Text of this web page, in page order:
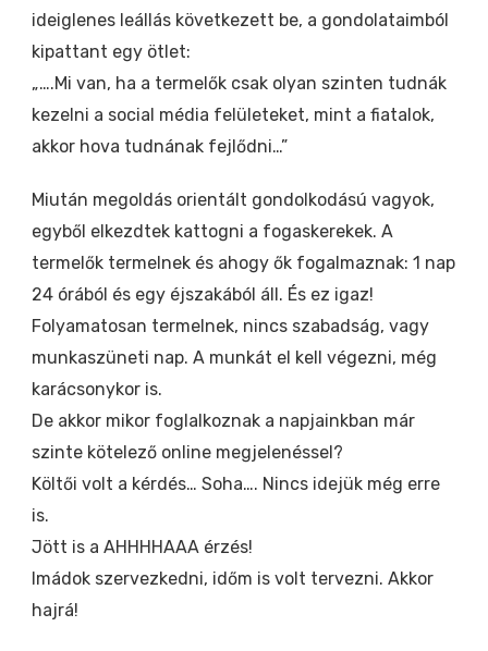
ideiglenes leállás következett be, a gondolataimból
kipattant egy ötlet:
„….Mi van, ha a termelők csak olyan szinten tudnák
kezelni a social média felületeket, mint a fiatalok,
akkor hova tudnának fejlődni…”
Miután megoldás orientált gondolkodású vagyok,
egyből elkezdtek kattogni a fogaskerekek. A
termelők termelnek és ahogy ők fogalmaznak: 1 nap
24 órából és egy éjszakából áll. És ez igaz!
Folyamatosan termelnek, nincs szabadság, vagy
munkaszüneti nap. A munkát el kell végezni, még
karácsonykor is.
De akkor mikor foglalkoznak a napjainkban már
szinte kötelező online megjelenéssel?
Költői volt a kérdés… Soha…. Nincs idejük még erre
is.
Jött is a AHHHHAAA érzés!
Imádok szervezkedni, időm is volt tervezni. Akkor
hajrá!